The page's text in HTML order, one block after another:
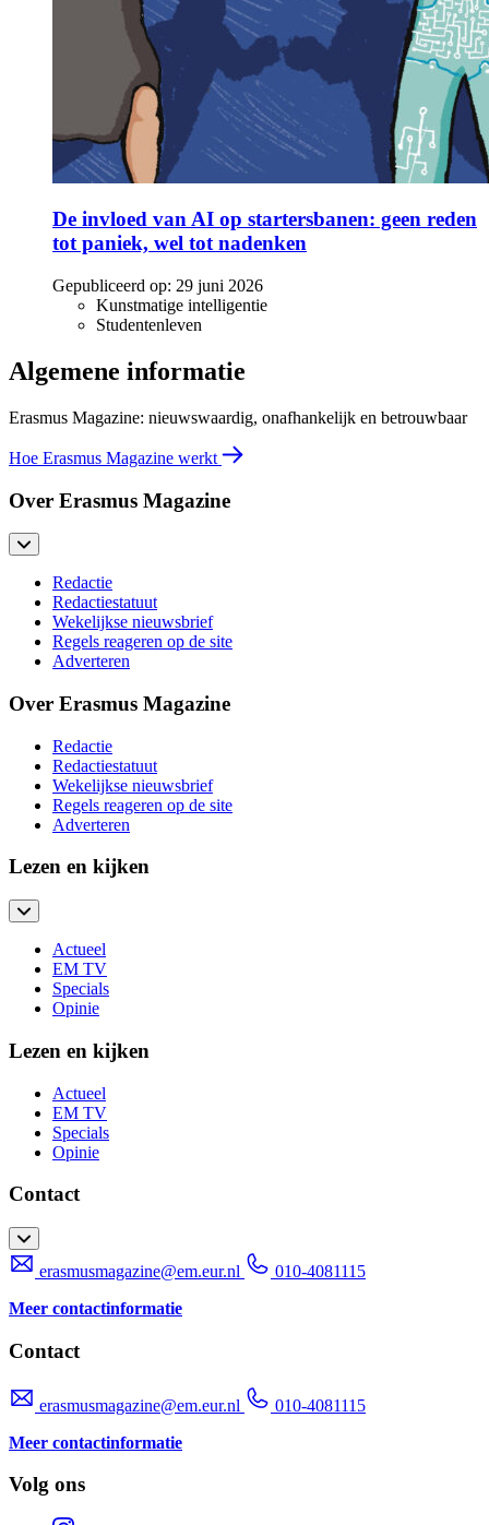
De invloed van AI op startersbanen: geen reden
tot paniek, wel tot nadenken
Gepubliceerd op: 29 juni 2026
Kunstmatige intelligentie
Studentenleven
Algemene informatie
Erasmus Magazine: nieuwswaardig, onafhankelijk en betrouwbaar
Hoe Erasmus Magazine werkt
Over Erasmus Magazine
Redactie
Redactiestatuut
Wekelijkse nieuwsbrief
Regels reageren op de site
Adverteren
Over Erasmus Magazine
Redactie
Redactiestatuut
Wekelijkse nieuwsbrief
Regels reageren op de site
Adverteren
Lezen en kijken
Actueel
EM TV
Specials
Opinie
Lezen en kijken
Actueel
EM TV
Specials
Opinie
Contact
erasmusmagazine@em.eur.nl
010-4081115
Meer contactinformatie
Contact
erasmusmagazine@em.eur.nl
010-4081115
Meer contactinformatie
Volg ons